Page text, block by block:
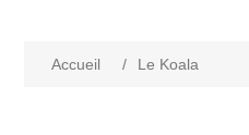
Accueil / Le Koala